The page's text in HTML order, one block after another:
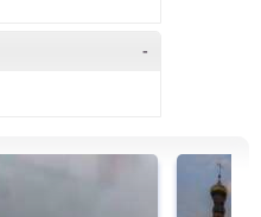
-